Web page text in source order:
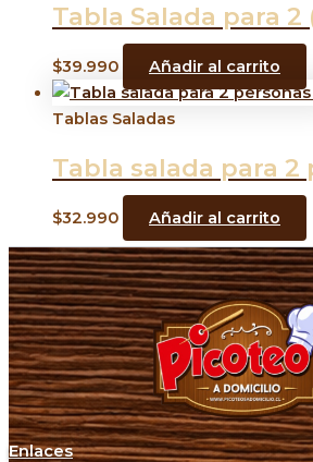
Tabla Salada para 2
$39.990 Añadir al carrito
Tablas Saladas
Tabla salada para 2
$32.990 Añadir al carrito
Enlaces